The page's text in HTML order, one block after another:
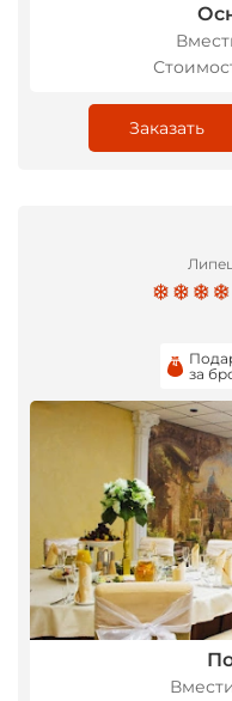
Заказать
за